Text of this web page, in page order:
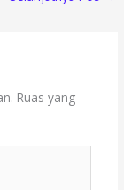
Ruas yang